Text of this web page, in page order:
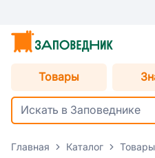
Товары
Главная Каталог